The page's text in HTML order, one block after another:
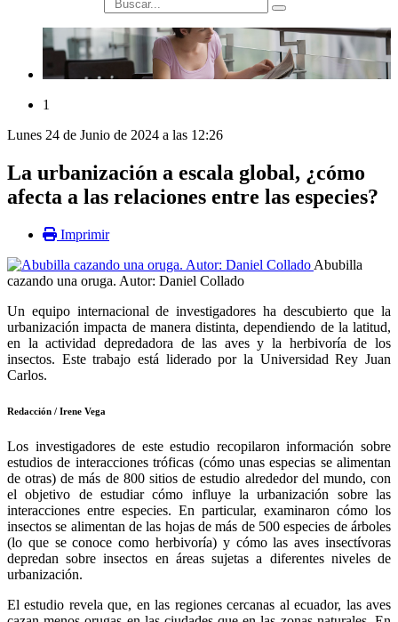
1
Lunes 24 de Junio de 2024 a las 12:26
La urbanización a escala global, ¿cómo
afecta a las relaciones entre las especies?
Imprimir
Abubilla
cazando una oruga. Autor: Daniel Collado
Un equipo internacional de investigadores ha descubierto que la
urbanización impacta de manera distinta, dependiendo de la latitud,
en la actividad depredadora de las aves y la herbivoría de los
insectos. Este trabajo está liderado por la Universidad Rey Juan
Carlos.
Redacción / Irene Vega
Los investigadores de este estudio recopilaron información sobre
estudios de interacciones tróficas (cómo unas especias se alimentan
de otras) de más de 800 sitios de estudio alrededor del mundo, con
el objetivo de estudiar cómo influye la urbanización sobre las
interacciones entre especies. En particular, examinaron cómo los
insectos se alimentan de las hojas de más de 500 especies de árboles
(lo que se conoce como herbivoría) y cómo las aves insectívoras
depredan sobre insectos en áreas sujetas a diferentes niveles de
urbanización.
El estudio revela que, en las regiones cercanas al ecuador, las aves